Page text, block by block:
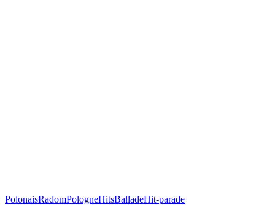
PolonaisRadomPologneHitsBalladeHit-parade